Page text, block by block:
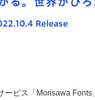
ビス「Morisawa